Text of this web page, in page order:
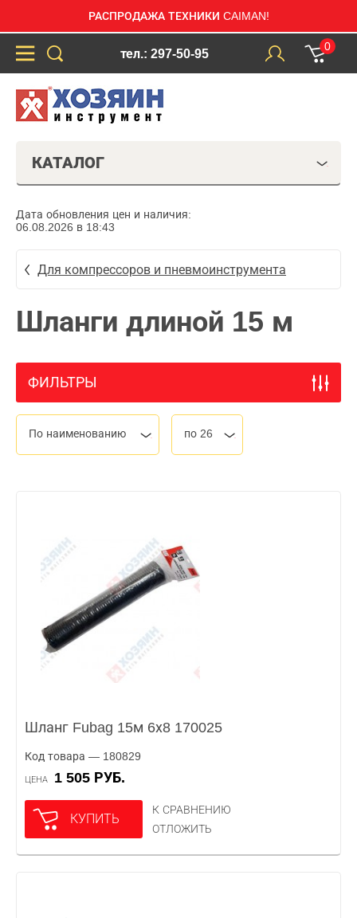
РАСПРОДАЖА ТЕХНИКИ CAIMAN!
тел.: 297-50-95
0
КАТАЛОГ
Дата обновления цен и наличия:
06.08.2026 в 18:43
Для компрессоров и пневмоинструмента
Шланги длиной 15 м
ФИЛЬТРЫ
По наименованию по 26
Шланг Fubag 15м 6х8 170025
Код товара — 180829
ЦЕНА 1 505 РУБ.
КУПИТЬ
К СРАВНЕНИЮ
ОТЛОЖИТЬ